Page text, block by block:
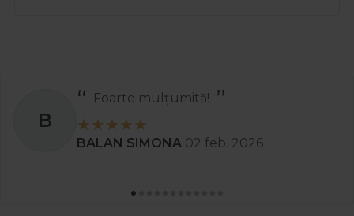
S
Recomand
Stanciu Aura Andreea 02 apr. 2025